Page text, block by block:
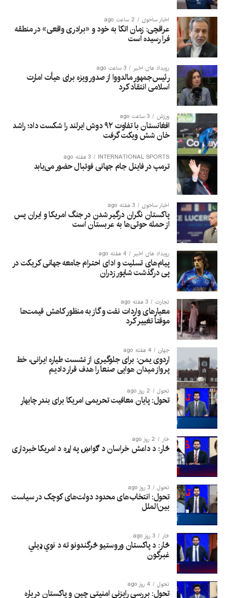
اخبار ساحوی 2 ساعت ago
عراقچی: زمان اتکا به خود و «برادری واقعی» در منطقه
فرا رسیده است
رویداد های اخیر 3 ساعت ago
رئیس‌جمهور مالدووا از صدور ویزه برای هیأت امارت
اسلامی انتقاد کرد
ورزش 3 ساعت ago
افغانستان با تفاوت ۹۲ دوش ایرلند را شکست داد؛ راشد
خان شش ویکت گرفت
INTERNATIONAL SPORTS 3 هفته ago
ترمپ در فاینل جام جهانی فوتبال حضور می‌یابد
اخبار ساحوی 3 هفته ago
پاکستان نگران درگیر شدن در جنگ امریکا و ایران پس
از حمله حوثی‌ها به عربستان است
رویداد های اخیر 4 هفته ago
پیام‌های تسلیت و ادای احترام جامعه جهانی کریکت در
پی درگذشت شاپور زدران
تجارت 3 هفته ago
معیارهای واردات نفت و گاز به منظور کاهش قیمت‌ها
موقتاً تغییر کرد
جهان 4 هفته ago
اردوی یمن: برای جلوگیری از نشست طیاره ایرانی، خط
پرواز میدان هوایی صنعا را هدف قرار دادیم
تحول 2 روز ago
تحول: پایان معافیت تحریمی امریکا برای بندر چابهار
څار 2 روز ago
څار: د داعش خراسان د ګواښ په اړه د امریکا خبرداری
تحول 3 روز ago
تحول: انتخاب‌های محدود دولت‌های کوچک در سیاست
بین‌الملل
څار 3 روز ago
څار: د پاکستان وروستیو څرگندونو ته د نوي ډیلي
غبرگون
تحول 4 روز ago
تحول: بررسی رایزنی امنیتی چین و پاکستان درباره